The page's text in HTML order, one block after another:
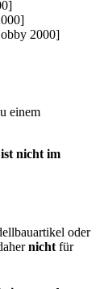
2000]
einem
nicht im
oder
nicht für